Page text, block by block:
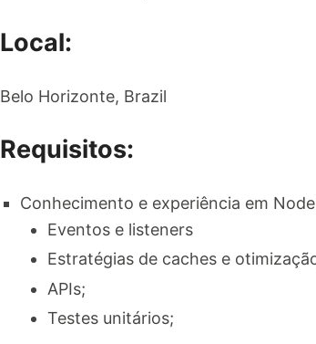
Local:
Belo Horizonte, Brazil
Requisitos:
Conhecimento e experiência em
Eventos e listeners
Estratégias de caches e
APIs;
Testes unitários;